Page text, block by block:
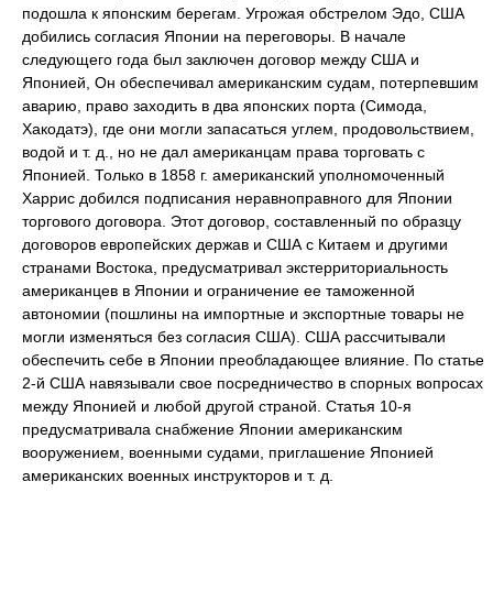
подошла к японским берегам. Угрожая обстрелом Эдо, США
добились согласия Японии на переговоры. В начале
следующего года был заключен договор между США и
Японией, Он обеспечивал американским судам, потерпевшим
аварию, право заходить в два японских порта (Симода,
Хакодатэ), где они могли запасаться углем, продовольствием,
водой и т. д., но не дал американцам права торговать с
Японией. Только в 1858 г. американский уполномоченный
Харрис добился подписания неравноправного для Японии
торгового договора. Этот договор, составленный по образцу
договоров европейских держав и США с Китаем и другими
странами Востока, предусматривал экстерриториальность
американцев в Японии и ограничение ее таможенной
автономии (пошлины на импортные и экспортные товары не
могли изменяться без согласия США). США рассчитывали
обеспечить себе в Японии преобладающее влияние. По статье
2-й США навязывали свое посредничество в спорных вопросах
между Японией и любой другой страной. Статья 10-я
предусматривала снабжение Японии американским
вооружением, военными судами, приглашение Японией
американских военных инструкторов и т. д.